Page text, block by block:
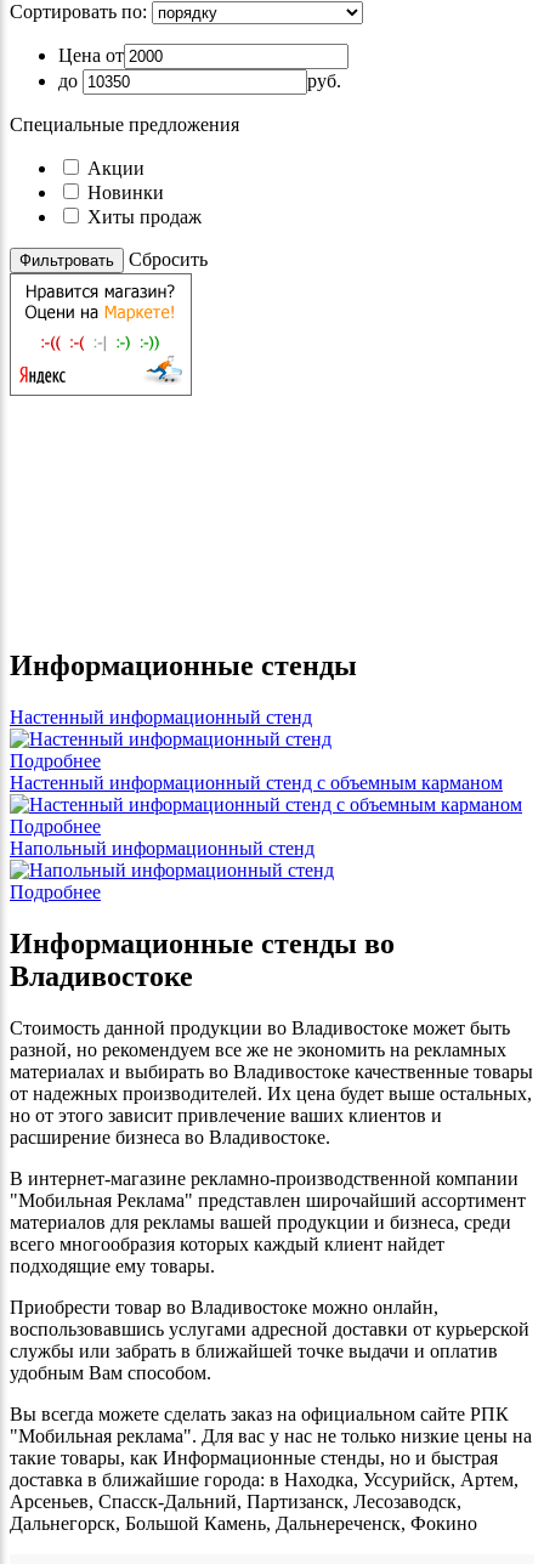
Сортировать по:
Цена от
до
руб.
Специальные предложения
Акции
Новинки
Хиты продаж
Cбросить
Информационные стенды
Настенный информационный стенд
Подробнее
Настенный информационный стенд с объемным карманом
Подробнее
Напольный информационный стенд
Подробнее
Информационные стенды во
Владивостоке
Стоимость данной продукции во Владивостоке может быть
разной, но рекомендуем все же не экономить на рекламных
материалах и выбирать во Владивостоке качественные товары
от надежных производителей. Их цена будет выше остальных,
но от этого зависит привлечение ваших клиентов и
расширение бизнеса во Владивостоке.
В интернет-магазине рекламно-производственной компании
"Мобильная Реклама" представлен широчайший ассортимент
материалов для рекламы вашей продукции и бизнеса, среди
всего многообразия которых каждый клиент найдет
подходящие ему товары.
Приобрести товар во Владивостоке можно онлайн,
воспользовавшись услугами адресной доставки от курьерской
службы или забрать в ближайшей точке выдачи и оплатив
удобным Вам способом.
Вы всегда можете сделать заказ на официальном сайте РПК
"Мобильная реклама". Для вас у нас не только низкие цены на
такие товары, как Информационные стенды, но и быстрая
доставка в ближайшие города: в Находка, Уссурийск, Артем,
Арсеньев, Спасск-Дальний, Партизанск, Лесозаводск,
Дальнегорск, Большой Камень, Дальнереченск, Фокино